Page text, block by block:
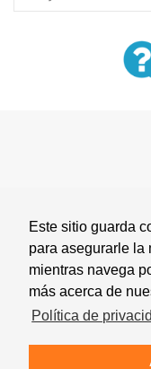
Este sitio guarda
para asegurarle la
mientras navega
más acerca de
Política de
Todos los Temas
Mapa Del Sitio
© 2026 Iglesia de
Acuerdo del Visitante